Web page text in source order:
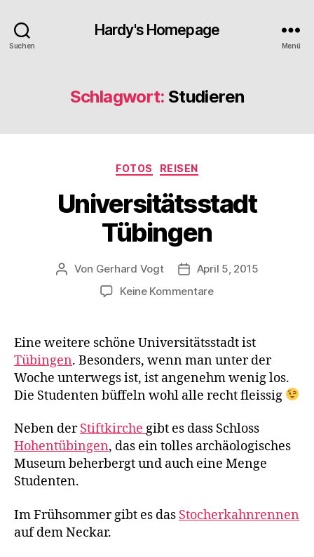
Suchen
Hardy's Homepage
Menü
Schlagwort: Studieren
Kategorien
FOTOS REISEN
Universitätsstadt
Tübingen
Beitragsautor
Von Gerhard Vogt Veröffentlichungsdatum
April 5, 2015
Keine Kommentarezu
Eine weitere schöne Universitätsstadt ist
Tübingen. Besonders, wenn man unter der
Woche unterwegs ist, ist angenehm wenig los.
Die Studenten büffeln wohl alle recht fleissig
Neben derStiftkirche gibt es dass Schloss
Hohentübingen, das ein tolles archäologisches
Museum beherbergt und auch eine Menge
Studenten.
Im Frühsommer gibt es das Stocherkahnrennen
auf dem Neckar.